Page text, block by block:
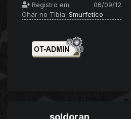
Registro em:
06/09/12
Char no Tibia: Smurfetico
soldoran